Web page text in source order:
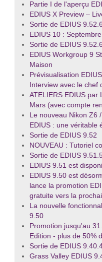
Partie I de l'aperçu
EDIUS X Preview –
Sortie de EDIUS
EDIUS 10 :
Sortie de EDIUS
EDIUS Workgroup 9
Maison
Prévisualisation
Interview avec le chef
ATELIERS EDIUS par
Mars (avec compte
Le nouveau Nikon Z6
EDIUS : une véritable
Sortie de EDIUS 9.52
NOUVEAU : Tutoriel
Sortie de EDIUS
EDIUS 9.51 est
EDIUS 9.50 est
lance la promotion
gratuite vers la
La nouvelle
9.50
Promotion jusqu'au
Edition - plus de 50%
Sortie de EDIUS
Grass Valley EDIUS